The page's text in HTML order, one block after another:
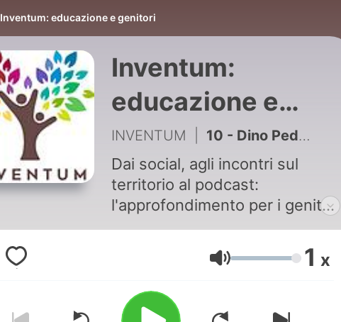
Inventum: educazione e genitori
Inventum:
educazione e
genitori
INVENTUM 10 - Dino Pedrotti: L'ABC della vita... a misura di bambino
Dai social, agli incontri sul
territorio al podcast:
l'approfondimento per i genitori
a favore dell'educazione, delle
buone prassi, della cultura e
delle relazioni armoniose in
famiglia
Volume 1 x